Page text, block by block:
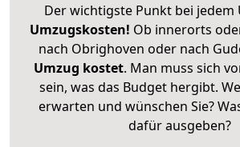
Der wichtigste Punkt bei jedem
Umzugskosten! Ob innerorts
nach Obrighoven oder nach
Umzug kostet. Man muss sich
sein, was das Budget hergibt.
erwarten und wünschen Sie?
dafür ausgeben?